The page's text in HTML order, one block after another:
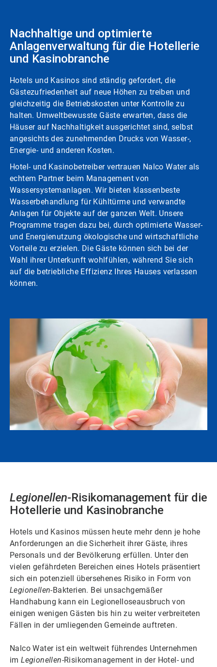
Nachhaltige und optimierte
Anlagenverwaltung für die Hotellerie
und Kasinobranche
Hotels und Kasinos sind ständig gefordert, die
Gästezufriedenheit auf neue Höhen zu treiben und
gleichzeitig die Betriebskosten unter Kontrolle zu
halten. Umweltbewusste Gäste erwarten, dass die
Häuser auf Nachhaltigkeit ausgerichtet sind, selbst
angesichts des zunehmenden Drucks von Wasser-,
Energie- und anderen Kosten.
Hotel- und Kasinobetreiber vertrauen Nalco Water als
echtem Partner beim Management von
Wassersystemanlagen. Wir bieten klassenbeste
Wasserbehandlung für Kühltürme und verwandte
Anlagen für Objekte auf der ganzen Welt. Unsere
Programme tragen dazu bei, durch optimierte Wasser-
und Energienutzung ökologische und wirtschaftliche
Vorteile zu erzielen. Die Gäste können sich bei der
Wahl ihrer Unterkunft wohlfühlen, während Sie sich
auf die betriebliche Effizienz Ihres Hauses verlassen
können.
Legionellen-Risikomanagement für die
Hotellerie und Kasinobranche
Hotels und Kasinos müssen heute mehr denn je hohe
Anforderungen an die Sicherheit ihrer Gäste, ihres
Personals und der Bevölkerung erfüllen. Unter den
vielen gefährdeten Bereichen eines Hotels präsentiert
sich ein potenziell übersehenes Risiko in Form von
Legionellen-Bakterien. Bei unsachgemäßer
Handhabung kann ein Legionelloseausbruch von
einigen wenigen Gästen bis hin zu weiter verbreiteten
Fällen in der umliegenden Gemeinde auftreten.
Nalco Water ist ein weltweit führendes Unternehmen
imLegionellen-Risikomanagement in der Hotel- und